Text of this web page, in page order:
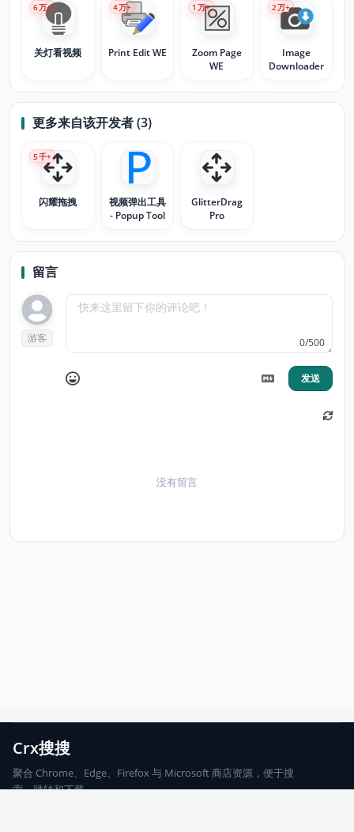
关灯看视频
6万+
Print Edit WE
4万+
Zoom Page
WE
1 万+
Image
Downloader
2万+
更多来自该开发者 (3)
闪耀拖拽
5千+
视频弹出工具
- Popup Tool
GlitterDrag
Pro
留言
游客 0/500
发送
没有留言
Crx搜搜
聚合 Chrome、Edge、Firefox 与 Microsoft 商店资源，便于搜
索、跳转和下载。